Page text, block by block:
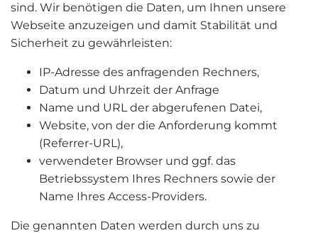
sind. Wir benötigen die Daten, um Ihnen unsere
Webseite anzuzeigen und damit Stabilität und
Sicherheit zu gewährleisten:
IP-Adresse des anfragenden Rechners,
Datum und Uhrzeit der Anfrage
Name und URL der abgerufenen Datei,
Website, von der die Anforderung kommt
(Referrer-URL),
verwendeter Browser und ggf. das
Betriebssystem Ihres Rechners sowie der
Name Ihres Access-Providers.
Die genannten Daten werden durch uns zu